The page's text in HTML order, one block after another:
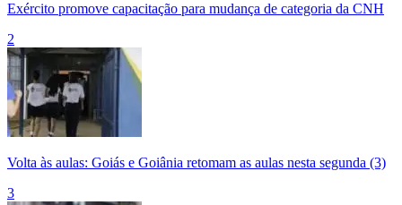
Exército promove capacitação para mudança de categoria da CNH
2
Volta às aulas: Goiás e Goiânia retomam as aulas nesta segunda (3)
3